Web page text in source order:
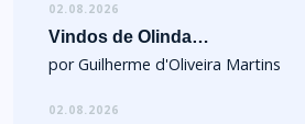
02.08.2026
Vindos de Olinda…
por Guilherme d'Oliveira Martins
02.08.2026